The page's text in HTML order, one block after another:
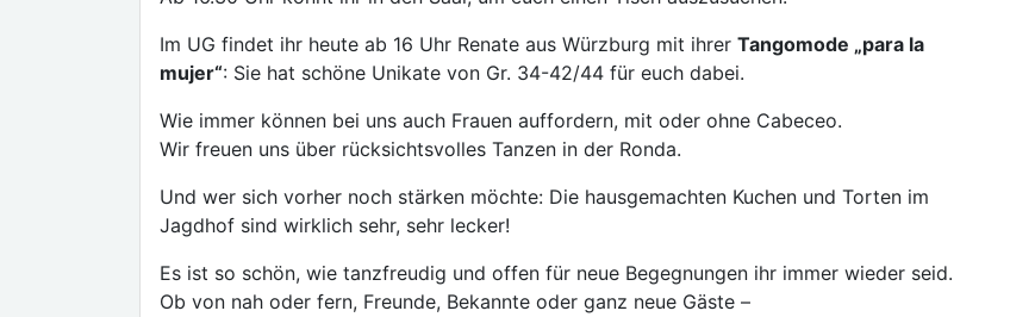
Im UG findet ihr heute ab 16 Uhr Renate aus Würzburg mit ihrer Tangomode „para la
mujer“: Sie hat schöne Unikate von Gr. 34-42/44 für euch dabei.
Wie immer können bei uns auch Frauen auffordern, mit oder ohne Cabeceo.
Wir freuen uns über rücksichtsvolles Tanzen in der Ronda.
Und wer sich vorher noch stärken möchte: Die hausgemachten Kuchen und Torten im
Jagdhof sind wirklich sehr, sehr lecker!
Es ist so schön, wie tanzfreudig und offen für neue Begegnungen ihr immer wieder seid.
Ob von nah oder fern, Freunde, Bekannte oder ganz neue Gäste –